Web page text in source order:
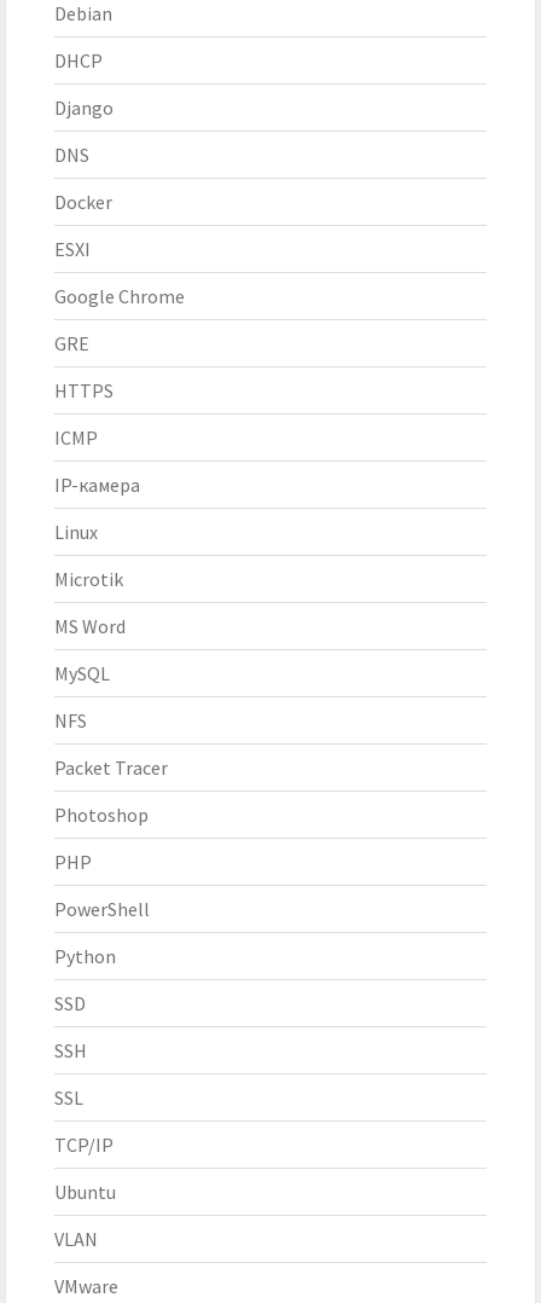
Debian
DHCP
Django
DNS
Docker
ESXI
Google Chrome
GRE
HTTPS
ICMP
IP-камера
Linux
Microtik
MS Word
MySQL
NFS
Packet Tracer
Photoshop
PHP
PowerShell
Python
SSD
SSH
SSL
TCP/IP
Ubuntu
VLAN
VMware